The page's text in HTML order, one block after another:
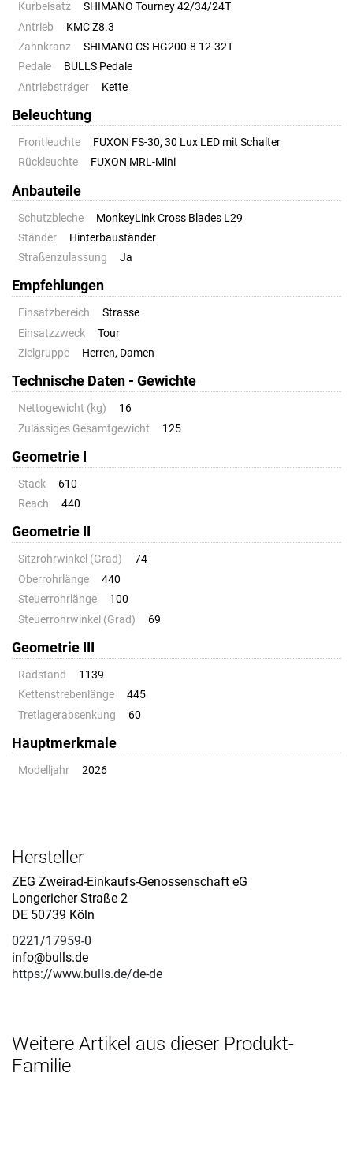
Kurbelsatz
SHIMANO Tourney 42/34/24T
Antrieb
KMC Z8.3
Zahnkranz
SHIMANO CS-HG200-8 12-32T
Pedale
BULLS Pedale
Antriebsträger
Kette
Beleuchtung
Frontleuchte
FUXON FS-30, 30 Lux LED mit Schalter
Rückleuchte
FUXON MRL-Mini
Anbauteile
Schutzbleche
MonkeyLink Cross Blades L29
Ständer
Hinterbauständer
Straßenzulassung
Ja
Empfehlungen
Einsatzbereich
Strasse
Einsatzzweck
Tour
Zielgruppe
Herren, Damen
Technische Daten - Gewichte
Nettogewicht (kg)
16
Zulässiges Gesamtgewicht
125
Geometrie I
Stack
610
Reach
440
Geometrie II
Sitzrohrwinkel (Grad)
74
Oberrohrlänge
440
Steuerrohrlänge
100
Steuerrohrwinkel (Grad)
69
Geometrie III
Radstand
1139
Kettenstrebenlänge
445
Tretlagerabsenkung
60
Hauptmerkmale
Modelljahr 2026
Hersteller
ZEG Zweirad-Einkaufs-Genossenschaft eG
Longericher Straße 2
DE 50739 Köln
0221/17959-0
info@bulls.de
https://www.bulls.de/de-de
Weitere Artikel aus dieser Produkt-
Familie